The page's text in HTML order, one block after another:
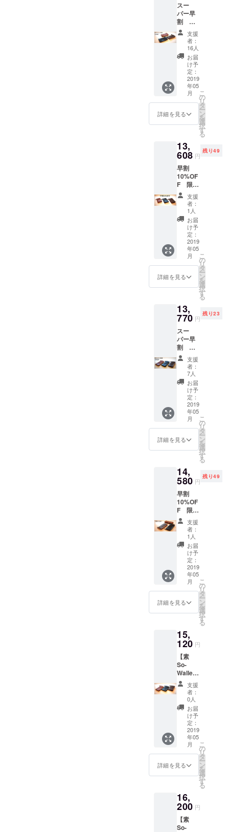
スー
パー早
割
15%OF
F 限定
30個
【素
Wallet
】ミド
ルウォ
レット
色は3色
からお
選びく
ださい
ク・モ
カブラ
ウン・
キャメ
ル
支援
者：
16人
お届
け予
定：
2019
年05
月
詳細を見る
こ
の
リ
タ
ー
ン
を
選
択
す
る
13,
608 円
残り49
早割
10%OF
F 限定
50個
【素
Wallet
】ミド
ルウォ
レット
色は3色
からお
選びく
ださい
ブラッ
ク・モ
ウン・
キャメ
ル
支援
者：
1人
お届
け予
定：
2019
年05
月
詳細を見る
こ
の
リ
タ
ー
ン
を
選
択
す
る
13,
770 円
残り23
スー
パー早
割
15%OF
F 限定
30個
【素
Wallet
】ロン
グウォ
レット
色は3色
からお
選びく
ださい
ク・モ
カブラ
ウン・
キャメ
ル
支援
者：
7人
お届
け予
定：
2019
年05
月
詳細を見る
こ
の
リ
タ
ー
ン
を
選
択
す
る
14,
580 円
残り49
早割
10%OF
F 限定
50個
【素
Wallet
】ロン
グウォ
レット
色は3色
からお
選びく
ださい
ブラッ
ク・モ
ウン・
キャメ
ル
支援
者：
1人
お届
け予
定：
2019
年05
月
詳細を見る
こ
の
リ
タ
ー
ン
を
選
択
す
る
15,
120 円
【素
So-
Wallet
】ミド
ルウォ
レット
色は3色
からお
選びく
ださい
ブラッ
ク・モ
カブラ
ウン・
キャメ
ル
支援
者：
0人
お届
け予
定：
2019
年05
月
詳細を見る
こ
の
リ
タ
ー
ン
を
選
択
す
る
16,
200 円
【素
So-